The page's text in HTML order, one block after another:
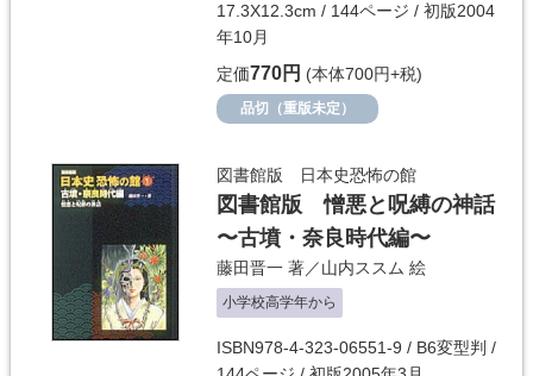
17.3X12.3cm / 144ページ / 初版2004
年10月
定価770円 (本体700円+税)
品切（重版未定）
図書館版 日本史恐怖の館
図書館版 憎悪と呪縛の神話
〜古墳・奈良時代編〜
藤田晋一 著／山内ススム 絵
小学校高学年から
ISBN978-4-323-06551-9 / B6変型判 /